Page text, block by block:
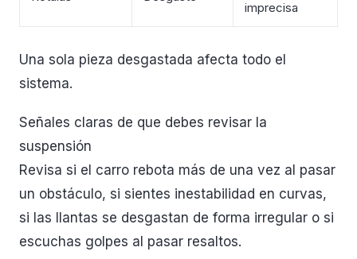
imprecisa
Una sola pieza desgastada afecta todo el
sistema.
Señales claras de que debes revisar la
suspensión
Revisa si el carro rebota más de una vez al pasar
un obstáculo, si sientes inestabilidad en curvas,
si las llantas se desgastan de forma irregular o si
escuchas golpes al pasar resaltos.